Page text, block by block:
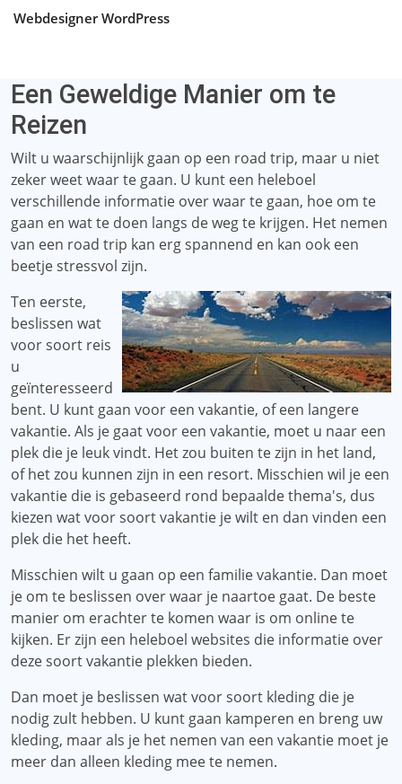
Webdesigner WordPress
Een Geweldige Manier om te
Reizen
Wilt u waarschijnlijk gaan op een road trip, maar u niet
zeker weet waar te gaan. U kunt een heleboel
verschillende informatie over waar te gaan, hoe om te
gaan en wat te doen langs de weg te krijgen. Het nemen
van een road trip kan erg spannend en kan ook een
beetje stressvol zijn.
Ten eerste,
beslissen wat
voor soort reis
u
geïnteresseerd
bent. U kunt gaan voor een vakantie, of een langere
vakantie. Als je gaat voor een vakantie, moet u naar een
plek die je leuk vindt. Het zou buiten te zijn in het land,
of het zou kunnen zijn in een resort. Misschien wil je een
vakantie die is gebaseerd rond bepaalde thema's, dus
kiezen wat voor soort vakantie je wilt en dan vinden een
plek die het heeft.
Misschien wilt u gaan op een familie vakantie. Dan moet
je om te beslissen over waar je naartoe gaat. De beste
manier om erachter te komen waar is om online te
kijken. Er zijn een heleboel websites die informatie over
deze soort vakantie plekken bieden.
Dan moet je beslissen wat voor soort kleding die je
nodig zult hebben. U kunt gaan kamperen en breng uw
kleding, maar als je het nemen van een vakantie moet je
meer dan alleen kleding mee te nemen.